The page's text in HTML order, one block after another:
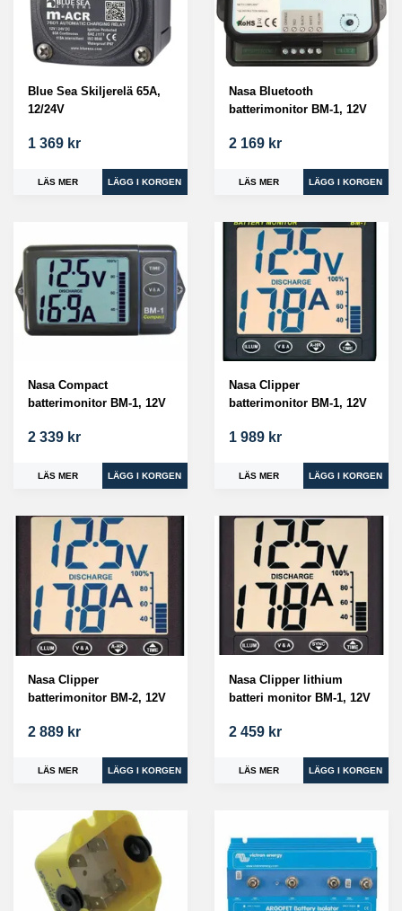
Blue Sea Skiljerelä 65A,
12/24V
1 369 kr
LÄS MER
Nasa Bluetooth
batterimonitor BM-1, 12V
2 169 kr
LÄS MER
Nasa Compact
batterimonitor BM-1, 12V
2 339 kr
LÄS MER
Nasa Clipper
batterimonitor BM-1, 12V
1 989 kr
LÄS MER
Nasa Clipper
batterimonitor BM-2, 12V
2 889 kr
LÄS MER
Nasa Clipper lithium
batteri monitor BM-1, 12V
2 459 kr
LÄS MER